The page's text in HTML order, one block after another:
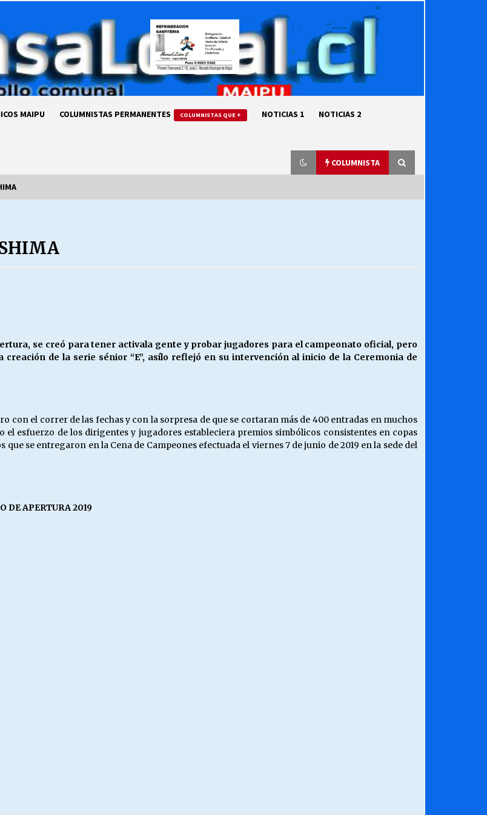
MAIPU COLUMNISTAS PERMANENTES COLUMNISTAS QUE + NOTICIAS 1 NOTICIAS 2
COLUMNISTA
69 AÑOS DE HISTORIA
28/07/2026
MUNICIPALIDADES, HONORARIOS,
DESPIDOS
Releyendo la Rerum Novarum a 135
años. “La cuestión social hoy”.
se creó para tener activala gente y probar jugadores para el campeonato oficial, pero
de la serie sénior “E”, asílo reflejó en su intervención al inicio de la Ceremonia de
con el correr de las fechas y con la sorpresa de que se cortaran más de 400 entradas en muchos
esfuerzo de los dirigentes y jugadores estableciera premios simbólicos consistentes en copas
se entregaron en la Cena de Campeones efectuada el viernes 7 de junio de 2019 en la sede del
DE APERTURA 2019